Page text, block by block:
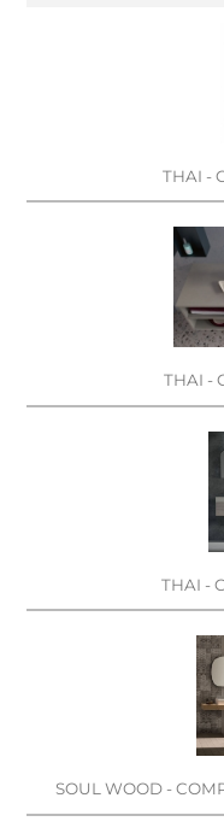
THAI -
THAI -
THAI -
SOUL WOOD -